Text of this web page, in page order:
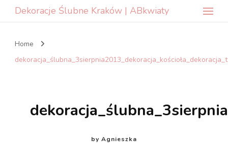
Dekoracje Ślubne Kraków | ABkwiaty
Home
by Agnieszka